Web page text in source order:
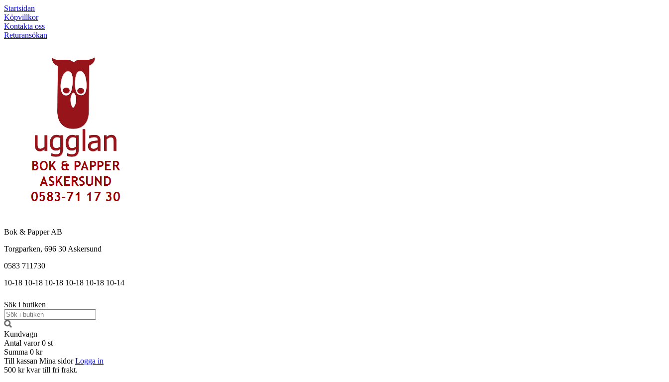
Startsidan
Köpvillkor
Kontakta oss
Returansökan
Bok & Papper AB
Torgparken, 696 30 Askersund
0583 711730
10-18 10-18 10-18 10-18 10-18 10-14
Sök i butiken
Kundvagn
Antal varor 0 st
Summa 0 kr
Till kassan Mina sidor Logga in
500 kr kvar till fri frakt.